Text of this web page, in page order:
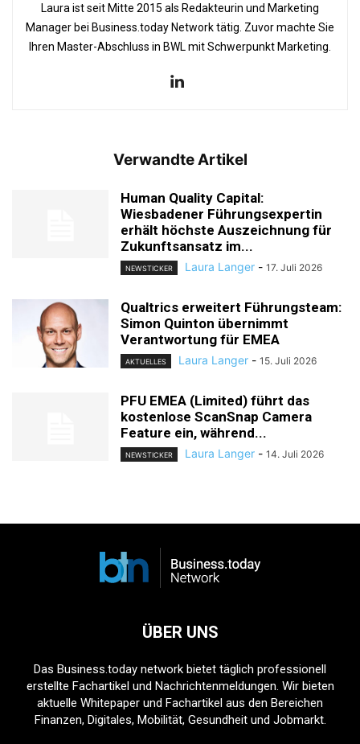
Laura ist seit Mitte 2015 als Redakteurin und Marketing
Manager bei Business.today Network tätig. Zuvor machte Sie
Ihren Master-Abschluss in BWL mit Schwerpunkt Marketing.
Verwandte Artikel
Human Quality Capital:
Wiesbadener Führungsexpertin
erhält höchste Auszeichnung für
Zukunftsansatz im...
NEWSTICKER Laura Langer - 17. Juli 2026
Qualtrics erweitert Führungsteam:
Simon Quinton übernimmt
Verantwortung für EMEA
AKTUELLES Laura Langer - 15. Juli 2026
PFU EMEA (Limited) führt das
kostenlose ScanSnap Camera
Feature ein, während...
NEWSTICKER Laura Langer - 14. Juli 2026
ÜBER UNS
Das Business.today network bietet täglich professionell
erstellte Fachartikel und Nachrichtenmeldungen. Wir bieten
aktuelle Whitepaper und Fachartikel aus den Bereichen
Finanzen, Digitales, Mobilität, Gesundheit und Jobmarkt.